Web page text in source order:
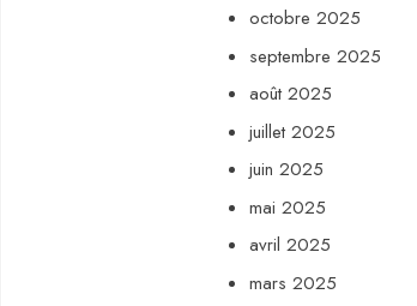
octobre 2025
septembre 2025
août 2025
juillet 2025
juin 2025
mai 2025
avril 2025
mars 2025